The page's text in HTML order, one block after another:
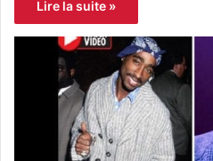
Lire la suite »